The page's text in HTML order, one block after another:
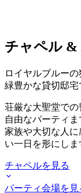
チャペル &
ロイヤルブルー
緑豊かな貸切邸宅
荘厳な大聖堂で
自由なパーティま
家族や大切な人
い一日を形にしま
チャペルを見る
パーティ会場を見